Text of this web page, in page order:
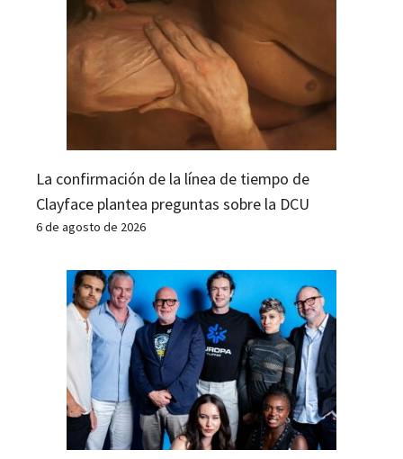
La confirmación de la línea de tiempo de
Clayface plantea preguntas sobre la DCU
6 de agosto de 2026